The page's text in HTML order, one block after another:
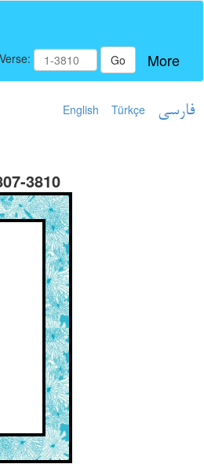
Verse: Go More
English Türkçe فارسی
3810